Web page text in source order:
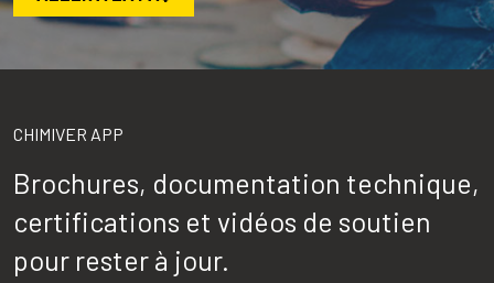
CHIMIVER APP
Brochures, documentation technique,
certifications et vidéos de soutien
pour rester à jour.